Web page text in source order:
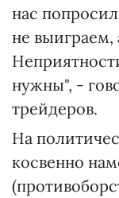
нас
не
нужны", -
трейдеров.
На
косвенно